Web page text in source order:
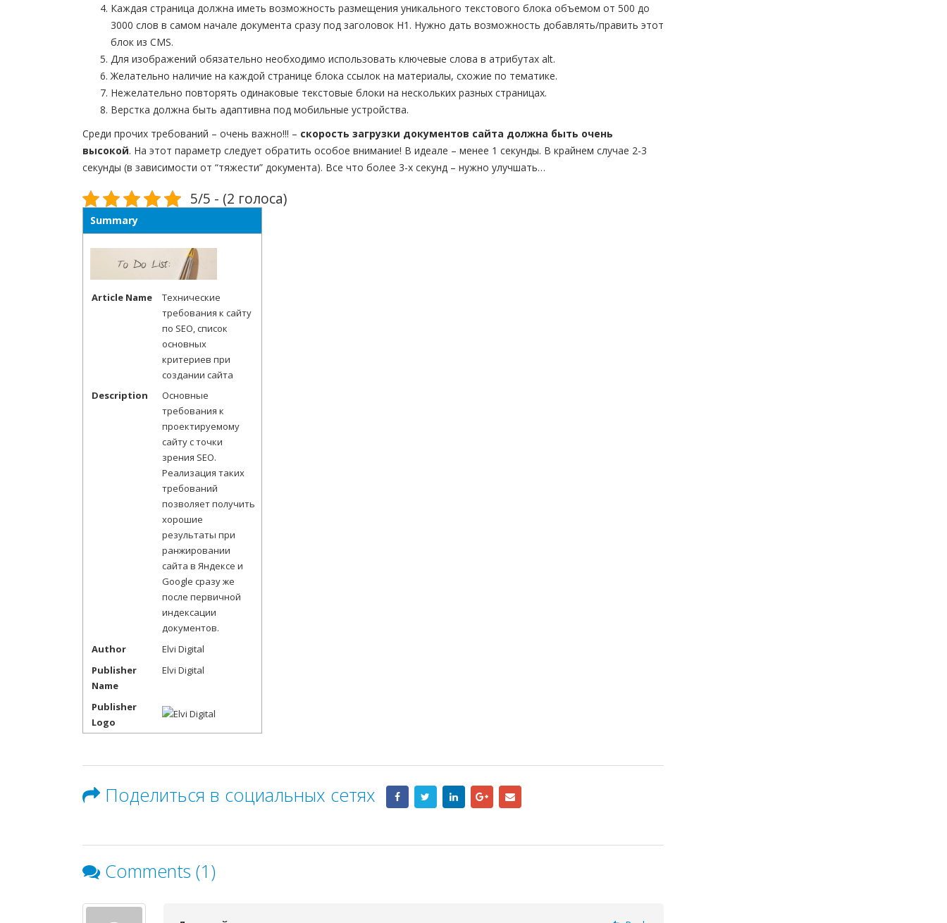
Каждая страница должна иметь возможность размещения уникального текстового блока объемом от 500 до
3000 слов в самом начале документа сразу под заголовок H1. Нужно дать возможность добавлять/править этот
блок из CMS.
Для изображений обязательно необходимо использовать ключевые слова в атрибутах alt.
Желательно наличие на каждой странице блока ссылок на материалы, схожие по тематике.
Нежелательно повторять одинаковые текстовые блоки на нескольких разных страницах.
Верстка должна быть адаптивна под мобильные устройства.
Среди прочих требований – очень важно!!! – скорость загрузки документов сайта должна быть очень
высокой. На этот параметр следует обратить особое внимание! В идеале – менее 1 секунды. В крайнем случае 2-3
секунды (в зависимости от “тяжести” документа). Все что более 3-х секунд – нужно улучшать…
5/5 - (2 голоса)
Summary
Article Name
Технические
требования к сайту
по SEO, список
основных
критериев при
создании сайта
Description
Основные
требования к
проектируемому
сайту с точки
зрения SEO.
Реализация таких
требований
позволяет получить
хорошие
результаты при
ранжировании
сайта в Яндексе и
Google сразу же
после первичной
индексации
документов.
Author
Elvi Digital
Publisher
Name
Elvi Digital
Publisher
Logo
Поделиться в социальных сетях
Comments (1)